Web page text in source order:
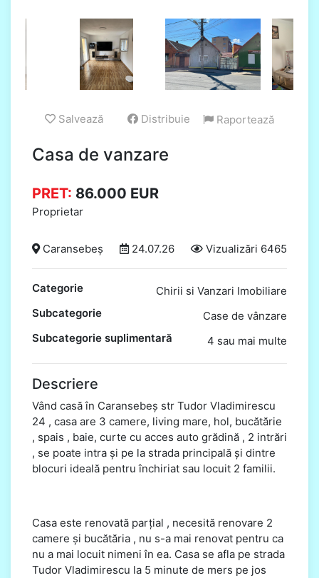
Salvează Distribuie Raportează
Casa de vanzare
PRET: 86.000 EUR
Proprietar
Caransebeș 24.07.26 Vizualizări 6465
Categorie
Chirii si Vanzari Imobiliare
Subcategorie
Case de vânzare
Subcategorie suplimentară
4 sau mai multe
Descriere
Vând casă în Caransebeș str Tudor Vladimirescu
24 , casa are 3 camere, living mare, hol, bucătărie
, spais , baie, curte cu acces auto grădină , 2 intrări
, se poate intra și pe la strada principală și dintre
blocuri ideală pentru închiriat sau locuit 2 familii.
Casa este renovată parțial , necesită renovare 2
camere și bucătăria , nu s-a mai renovat pentru ca
nu a mai locuit nimeni în ea. Casa se afla pe strada
Tudor Vladimirescu la 5 minute de mers pe jos